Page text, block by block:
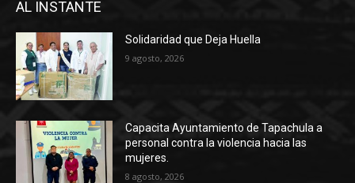
AL INSTANTE
Solidaridad que Deja Huella
9 agosto, 2026
Capacita Ayuntamiento de Tapachula a
personal contra la violencia hacia las
mujeres.
8 agosto, 2026